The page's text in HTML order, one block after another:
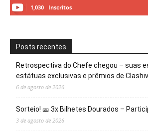
1,030 Inscritos
Posts recentes
Retrospectiva do Chefe chegou – suas
estátuas exclusivas e prêmios de
6 de agosto de 2026
Sorteio! 🎫 3x Bilhetes Dourados –
3 de agosto de 2026